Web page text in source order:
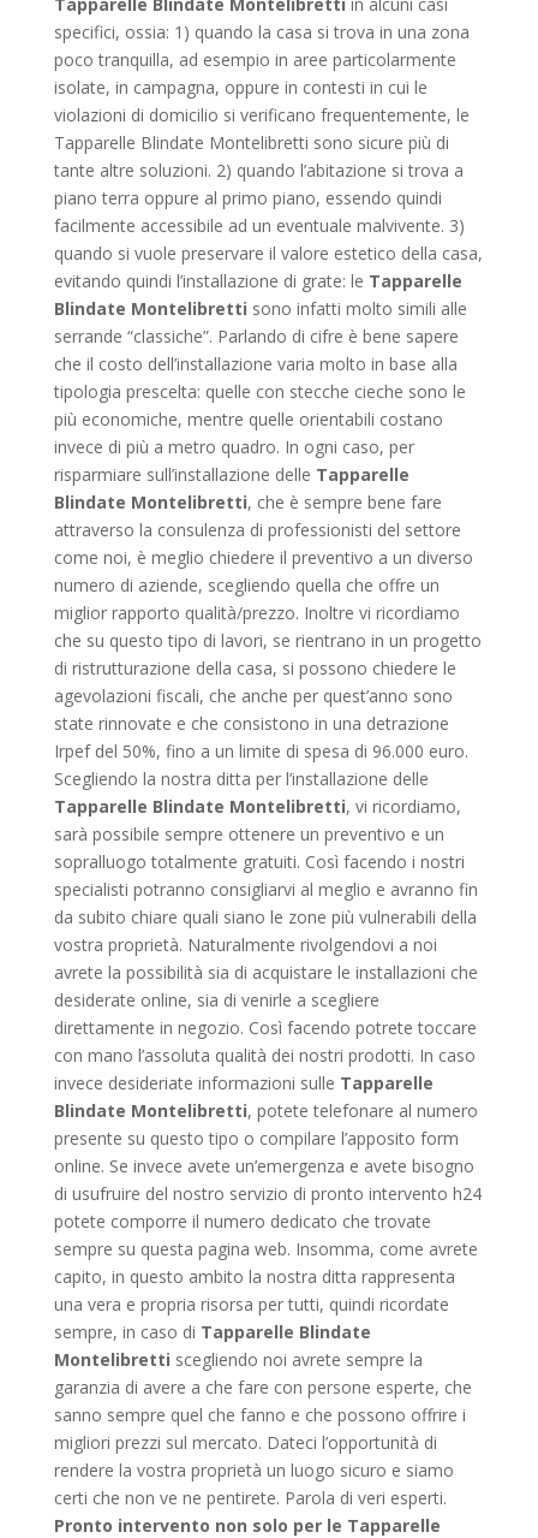
specifici, ossia: 1) quando la casa si trova in una zona
poco tranquilla, ad esempio in aree particolarmente
isolate, in campagna, oppure in contesti in cui le
violazioni di domicilio si verificano frequentemente, le
Tapparelle Blindate Montelibretti sono sicure più di
tante altre soluzioni. 2) quando l’abitazione si trova a
piano terra oppure al primo piano, essendo quindi
facilmente accessibile ad un eventuale malvivente. 3)
quando si vuole preservare il valore estetico della casa,
evitando quindi l’installazione di grate: le Tapparelle
Blindate Montelibretti sono infatti molto simili alle
serrande “classiche”. Parlando di cifre è bene sapere
che il costo dell’installazione varia molto in base alla
tipologia prescelta: quelle con stecche cieche sono le
più economiche, mentre quelle orientabili costano
invece di più a metro quadro. In ogni caso, per
risparmiare sull’installazione delle Tapparelle
Blindate Montelibretti, che è sempre bene fare
attraverso la consulenza di professionisti del settore
come noi, è meglio chiedere il preventivo a un diverso
numero di aziende, scegliendo quella che offre un
miglior rapporto qualità/prezzo. Inoltre vi ricordiamo
che su questo tipo di lavori, se rientrano in un progetto
di ristrutturazione della casa, si possono chiedere le
agevolazioni fiscali, che anche per quest’anno sono
state rinnovate e che consistono in una detrazione
Irpef del 50%, fino a un limite di spesa di 96.000 euro.
Scegliendo la nostra ditta per l’installazione delle
Tapparelle Blindate Montelibretti, vi ricordiamo,
sarà possibile sempre ottenere un preventivo e un
sopralluogo totalmente gratuiti. Così facendo i nostri
specialisti potranno consigliarvi al meglio e avranno fin
da subito chiare quali siano le zone più vulnerabili della
vostra proprietà. Naturalmente rivolgendovi a noi
avrete la possibilità sia di acquistare le installazioni che
desiderate online, sia di venirle a scegliere
direttamente in negozio. Così facendo potrete toccare
con mano l’assoluta qualità dei nostri prodotti. In caso
invece desideriate informazioni sulle Tapparelle
Blindate Montelibretti, potete telefonare al numero
presente su questo tipo o compilare l’apposito form
online. Se invece avete un’emergenza e avete bisogno
di usufruire del nostro servizio di pronto intervento h24
potete comporre il numero dedicato che trovate
sempre su questa pagina web. Insomma, come avrete
capito, in questo ambito la nostra ditta rappresenta
una vera e propria risorsa per tutti, quindi ricordate
sempre, in caso di Tapparelle Blindate
Montelibretti scegliendo noi avrete sempre la
garanzia di avere a che fare con persone esperte, che
sanno sempre quel che fanno e che possono offrire i
migliori prezzi sul mercato. Dateci l’opportunità di
rendere la vostra proprietà un luogo sicuro e siamo
certi che non ve ne pentirete. Parola di veri esperti.
Pronto intervento non solo per le Tapparelle